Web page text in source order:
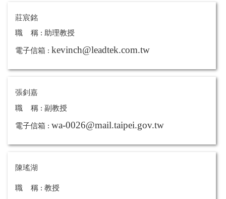
莊宸銘
職 稱 : 助理教授
電子信箱 : kevinch@leadtek.com.tw
張釗嘉
職 稱 : 副教授
電子信箱 : wa-0026@mail.taipei.gov.tw
陳瑤湖
職 稱 : 教授